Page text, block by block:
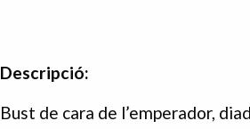
Descripció:
Bust de cara de l’emperador,